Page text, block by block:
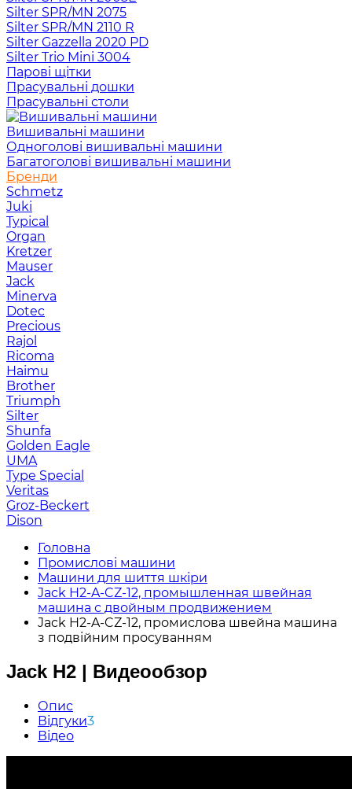
Silter SPR/MN 2075
Silter SPR/MN 2110 R
Silter Gazzella 2020 PD
Silter Trio Mini 3004
Парові щітки
Прасувальні дошки
Прасувальні столи
Вишивальні машини
Одноголові вишивальні машини
Багатоголові вишивальні машини
Бренди
Schmetz
Juki
Typical
Organ
Kretzer
Mauser
Jack
Minerva
Dotec
Precious
Rajol
Ricoma
Haimu
Brother
Triumph
Silter
Shunfa
Golden Eagle
UMA
Type Special
Veritas
Groz-Beckert
Dison
Головна
Промислові машини
Машини для шиття шкіри
Jack H2-A-CZ-12, промышленная швейная
машина с двойным продвижением
Jack H2-A-CZ-12, промислова швейна машина
з подвійним просуванням
Jack H2 | Видеообзор
Опис
Відгуки3
Відео